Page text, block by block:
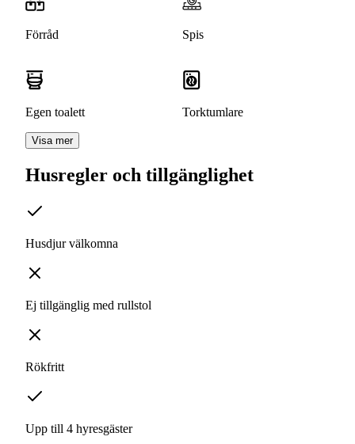
Förråd Spis
Egen toalett Torktumlare
Visa mer
Husregler och tillgänglighet
Husdjur välkomna
Ej tillgänglig med rullstol
Rökfritt
Upp till 4 hyresgäster